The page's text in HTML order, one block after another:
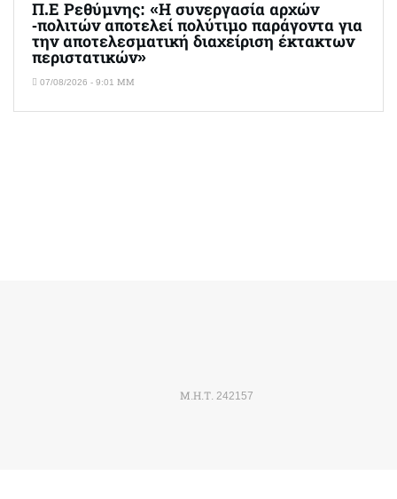
Π.Ε Ρεθύμνης: «Η συνεργασία αρχών
-πολιτών αποτελεί πολύτιμο παράγοντα για
την αποτελεσματική διαχείριση έκτακτων
περιστατικών»
07/08/2026 - 9:01 ΜΜ
Μ.Η.Τ. 242157